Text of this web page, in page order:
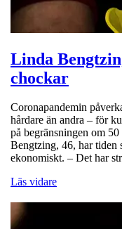
Linda
chockar
Coronapandemin
hårdare än andra – för
på begränsningen om
Bengtzing, 46, har tiden
ekonomiskt. – Det har
Läs vidare